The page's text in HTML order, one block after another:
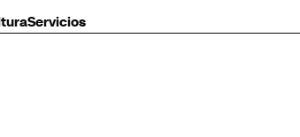
Servicios